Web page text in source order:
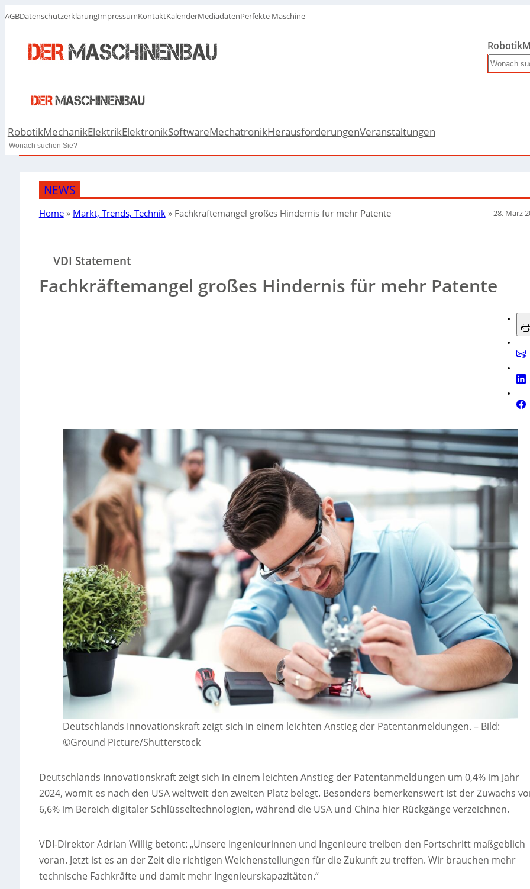
AGBDatenschutzerklärungImpressumKontaktKalenderMediadatenPerfekte Maschine
Robotik
Search
RobotikMechanikElektrikElektronikSoftwareMechatronikHerausforderungenVeranstaltungen
Search
NEWS
Home» Markt, Trends, Technik» Fachkräftemangel großes Hindernis für mehr Patente 28. März
VDI Statement
Fachkräftemangel großes Hindernis für mehr Patente
Deutschlands Innovationskraft zeigt sich in einem leichten Anstieg der Patentanmeldungen. – Bild:
©Ground Picture/Shutterstock
Deutschlands Innovationskraft zeigt sich in einem leichten Anstieg der Patentanmeldungen um 0,4% im Jahr
2024, womit es nach den USA weltweit den zweiten Platz belegt. Besonders bemerkenswert ist der Zuwachs
6,6% im Bereich digitaler Schlüsseltechnologien, während die USA und China hier Rückgänge verzeichnen.
VDI-Direktor Adrian Willig betont: „Unsere Ingenieurinnen und Ingenieure treiben den Fortschritt maßgeblich
voran. Jetzt ist es an der Zeit die richtigen Weichenstellungen für die Zukunft zu treffen. Wir brauchen mehr
technische Fachkräfte und damit mehr Ingenieurskapazitäten.“